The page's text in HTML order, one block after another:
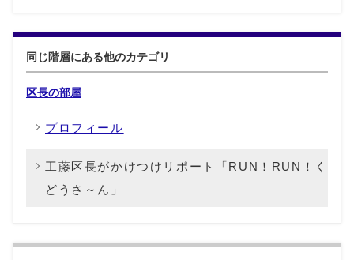
同じ階層にある他のカテゴリ
区長の部屋
プロフィール
工藤区長がかけつけリポート「RUN！RUN！く
どうさ～ん」